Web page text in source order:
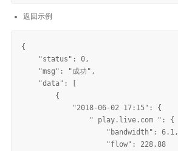
返回示例
{
    "status": 0,
    "msg": "成功",
    "data": [
        {
            "2018-06-02 17:15": {
                " play.live.com ": {
                    "bandwidth": 6.1,
                    "flow": 228.88